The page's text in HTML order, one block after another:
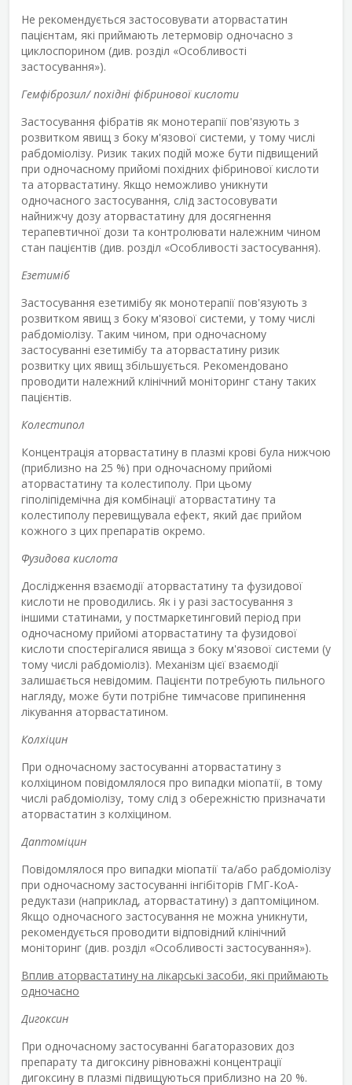
Не рекомендується застосовувати аторвастатин
пацієнтам, які приймають летермовір одночасно з
циклоспорином (див. розділ «Особливості
застосування»).
Гемфіброзил/ похідні фібринової кислоти
Застосування фібратів як монотерапії пов'язують з
розвитком явищ з боку м'язової системи, у тому числі
рабдоміолізу. Ризик таких подій може бути підвищений
при одночасному прийомі похідних фібринової кислоти
та аторвастатину. Якщо неможливо уникнути
одночасного застосування, слід застосовувати
найнижчу дозу аторвастатину для досягнення
терапевтичної дози та контролювати належним чином
стан пацієнтів (див. розділ «Особливості застосування).
Езетиміб
Застосування езетимібу як монотерапії пов'язують з
розвитком явищ з боку м'язової системи, у тому числі
рабдоміолізу. Таким чином, при одночасному
застосуванні езетимібу та аторвастатину ризик
розвитку цих явищ збільшується. Рекомендовано
проводити належний клінічний моніторинг стану таких
пацієнтів.
Колестипол
Концентрація аторвастатину в плазмі крові була нижчою
(приблизно на 25 %) при одночасному прийомі
аторвастатину та колестиполу. При цьому
гіполіпідемічна дія комбінації аторвастатину та
колестиполу перевищувала ефект, який дає прийом
кожного з цих препаратів окремо.
Фузидова кислота
Дослідження взаємодії аторвастатину та фузидової
кислоти не проводились. Як і у разі застосування з
іншими статинами, у постмаркетинговий період при
одночасному прийомі аторвастатину та фузидової
кислоти спостерігалися явища з боку м'язової системи (у
тому числі рабдоміоліз). Механізм цієї взаємодії
залишається невідомим. Пацієнти потребують пильного
нагляду, може бути потрібне тимчасове припинення
лікування аторвастатином.
Колхіцин
При одночасному застосуванні аторвастатину з
колхіцином повідомлялося про випадки міопатії, в тому
числі рабдоміолізу, тому слід з обережністю призначати
аторвастатин з колхіцином.
Даптоміцин
Повідомлялося про випадки міопатії та/або рабдоміолізу
при одночасному застосуванні інгібіторів ГМГ-КоА-
редуктази (наприклад, аторвастатину) з даптоміцином.
Якщо одночасного застосування не можна уникнути,
рекомендується проводити відповідний клінічний
моніторинг (див. розділ «Особливості застосування»).
Вплив аторвастатину на лікарські засоби, які приймають
одночасно
Дигоксин
При одночасному застосуванні багаторазових доз
препарату та дигоксину рівноважні концентрації
дигоксину в плазмі підвищуються приблизно на 20 %.